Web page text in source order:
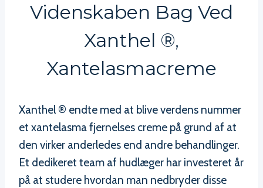
Videnskaben Bag Ved
Xanthel ®,
Xantelasmacreme
Xanthel ® endte med at blive verdens nummer
et xantelasma fjernelses creme på grund af at
den virker anderledes end andre behandlinger.
Et dedikeret team af hudlæger har investeret år
på at studere hvordan man nedbryder disse